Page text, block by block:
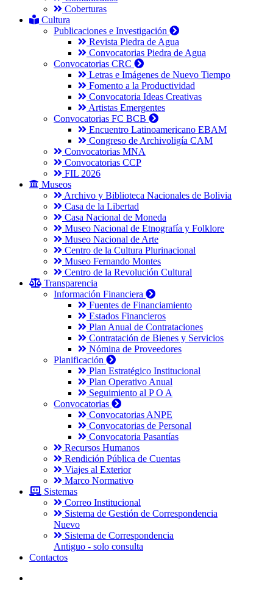
Coberturas
Cultura
Publicaciones e Investigación
Revista Piedra de Agua
Convocatorias Piedra de Agua
Convocatorias CRC
Letras e Imágenes de Nuevo Tiempo
Fomento a la Productividad
Convocatoria Ideas Creativas
Artistas Emergentes
Convocatorias FC BCB
Encuentro Latinoamericano EBAM
Congreso de Archivoligía CAM
Convocatorias MNA
Convocatorias CCP
FIL 2026
Museos
Archivo y Biblioteca Nacionales de Bolivia
Casa de la Libertad
Casa Nacional de Moneda
Museo Nacional de Etnografía y Folklore
Museo Nacional de Arte
Centro de la Cultura Plurinacional
Museo Fernando Montes
Centro de la Revolución Cultural
Transparencia
Información Financiera
Fuentes de Financiamiento
Estados Financieros
Plan Anual de Contrataciones
Contratación de Bienes y Servicios
Nómina de Proveedores
Planificación
Plan Estratégico Institucional
Plan Operativo Anual
Seguimiento al P O A
Convocatorias
Convocatorias ANPE
Convocatorias de Personal
Convocatoria Pasantías
Recursos Humanos
Rendición Pública de Cuentas
Viajes al Exterior
Marco Normativo
Sistemas
Correo Institucional
Sistema de Gestión de Correspondencia
Nuevo
Sistema de Correspondencia
Antiguo - solo consulta
Contactos